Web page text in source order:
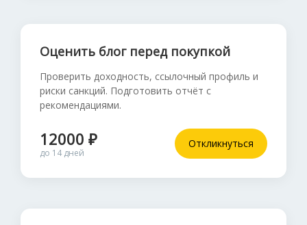
Оценить блог перед покупкой
Проверить доходность, ссылочный профиль и
риски санкций. Подготовить отчёт с
рекомендациями.
12000 ₽
до 14 дней
Откликнуться